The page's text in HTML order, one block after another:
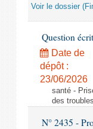
Voir le dossier
Question
Date de
dépôt :
23/06/2026
santé -
des
N° 2435 -